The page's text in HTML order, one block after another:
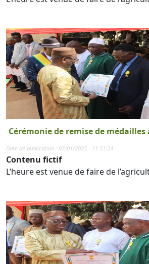
Cérémonie de remise de médailles
Date de publication : 07/01/2025 - 11:51:24
Contenu fictif
L’heure est venue de faire de